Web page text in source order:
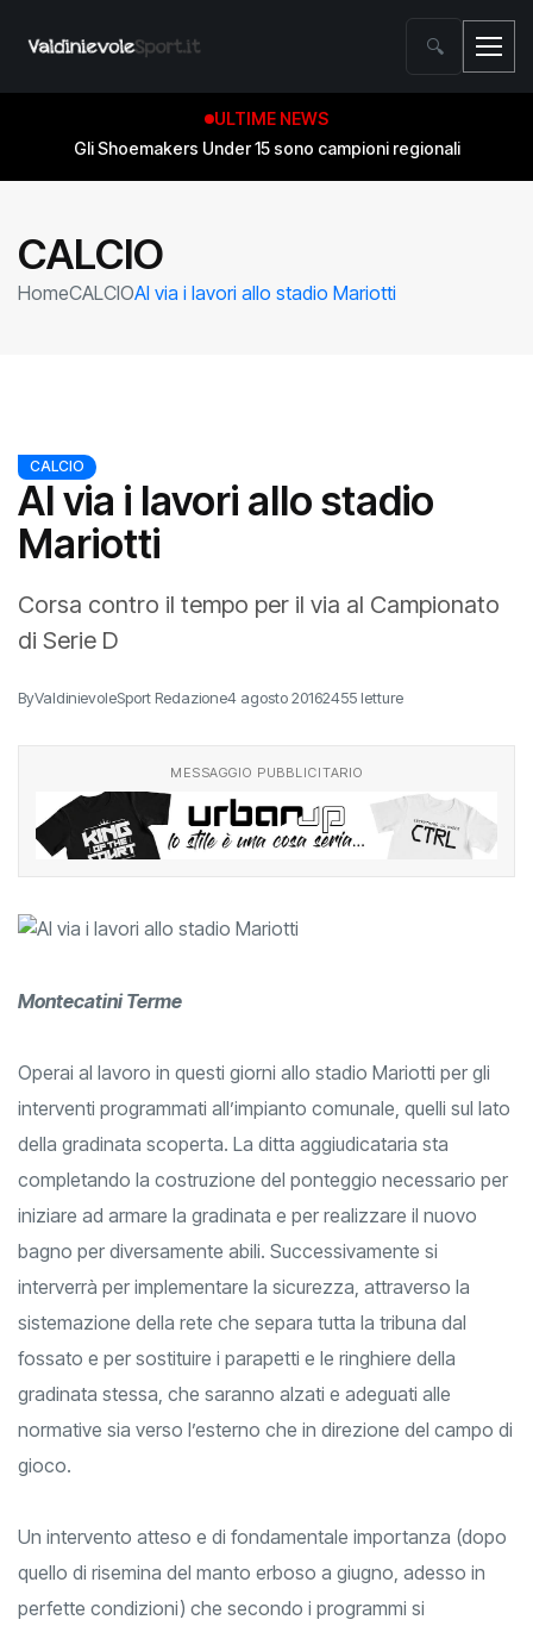
🔍
ULTIME NEWS
Gli Shoemakers Under 15 sono campioni regionali
CALCIO
HomeCALCIOAl via i lavori allo stadio Mariotti
CALCIO
Al via i lavori allo stadio
Mariotti
Corsa contro il tempo per il via al Campionato
di Serie D
ByValdinievoleSport Redazione4 agosto 20162455 letture
MESSAGGIO PUBBLICITARIO
Montecatini Terme
Operai al lavoro in questi giorni allo stadio Mariotti per gli
interventi programmati all’impianto comunale, quelli sul lato
della gradinata scoperta. La ditta aggiudicataria sta
completando la costruzione del ponteggio necessario per
iniziare ad armare la gradinata e per realizzare il nuovo
bagno per diversamente abili. Successivamente si
interverrà per implementare la sicurezza, attraverso la
sistemazione della rete che separa tutta la tribuna dal
fossato e per sostituire i parapetti e le ringhiere della
gradinata stessa, che saranno alzati e adeguati alle
normative sia verso l’esterno che in direzione del campo di
gioco.
Un intervento atteso e di fondamentale importanza (dopo
quello di risemina del manto erboso a giugno, adesso in
perfette condizioni) che secondo i programmi si